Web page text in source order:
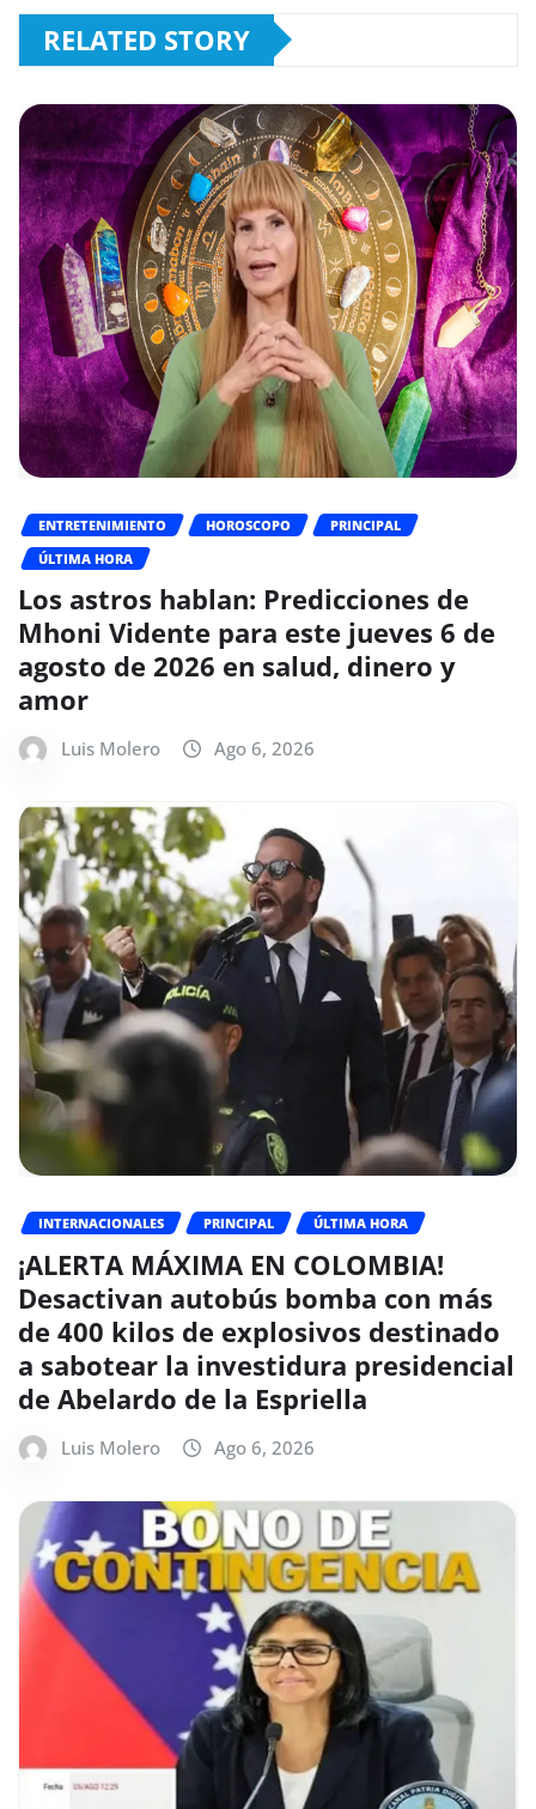
RELATED STORY
ENTRETENIMIENTO HOROSCOPO
PRINCIPAL
ÚLTIMA HORA
Los astros hablan: Predicciones de
Mhoni Vidente para este jueves 6 de
agosto de 2026 en salud, dinero y
amor
Luis Molero Ago 6, 2026
INTERNACIONALES PRINCIPAL ÚLTIMA HORA
¡ALERTA MÁXIMA EN COLOMBIA!
Desactivan autobús bomba con más
de 400 kilos de explosivos destinado
a sabotear la investidura presidencial
de Abelardo de la Espriella
Luis Molero Ago 6, 2026